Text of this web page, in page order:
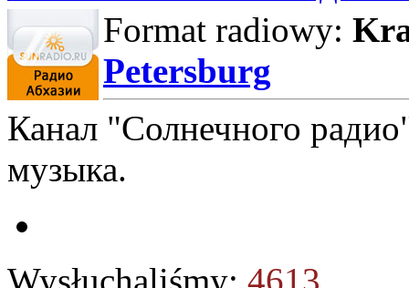
Format radiowy:
Petersburg
Канал "Солнечного
музыка.
Wysłuchaliśmy: 4613